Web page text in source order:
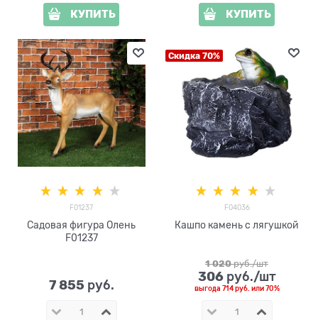
КУПИТЬ КУПИТЬ
F01237
Садовая фигура Олень
F01237
7 855 руб.
Скидка 70%
F04036
Кашпо камень с лягушкой
1 020 руб./шт
306 руб./шт
выгода 714 руб. или70%